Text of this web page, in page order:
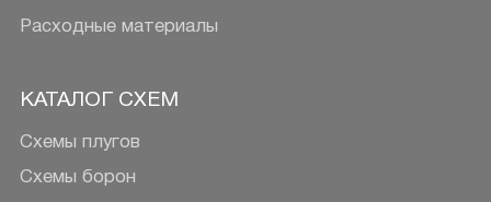
Расходные материалы
КАТАЛОГ СХЕМ
Схемы плугов
Схемы борон